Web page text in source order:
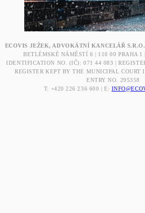
ECOVIS JEŽEK, ADVOKÁTNÍ KANCELÁŘ
BETLÉMSKÉ NÁMĚSTÍ 6 | 110 00 PRAHA 1
IDENTIFICATION NO. (IČ): 071 44 083 |
REGISTER KEPT BY THE MUNICIPAL COURT
ENTRY NO. 295358
T: +420 226 236 600 | E: